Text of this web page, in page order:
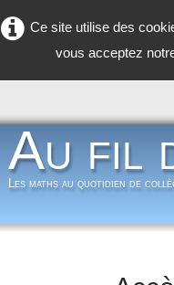
Ce site utilise des
vous acceptez
Au fil
Les maths au quotidien de